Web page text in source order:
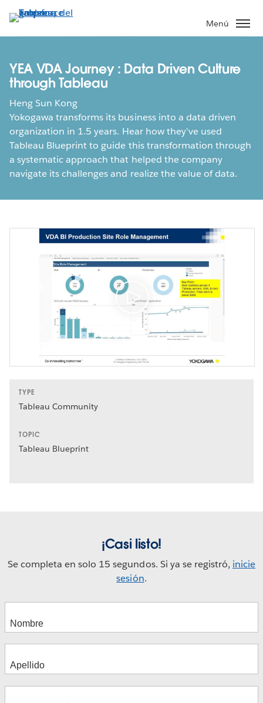
contenido
Menú
YEA VDA Journey : Data Driven Culture
through Tableau
Heng Sun Kong
Yokogawa transforms its business into a data driven
organization in 1.5 years. Hear how they've used
Tableau Blueprint to guide this transformation through
a systematic approach that helped the company
navigate its challenges and realize the value of data.
TYPE
Tableau Community
TOPIC
Tableau Blueprint
¡Casi listo!
Se completa en solo 15 segundos. Si ya se registró, inicie
sesión.